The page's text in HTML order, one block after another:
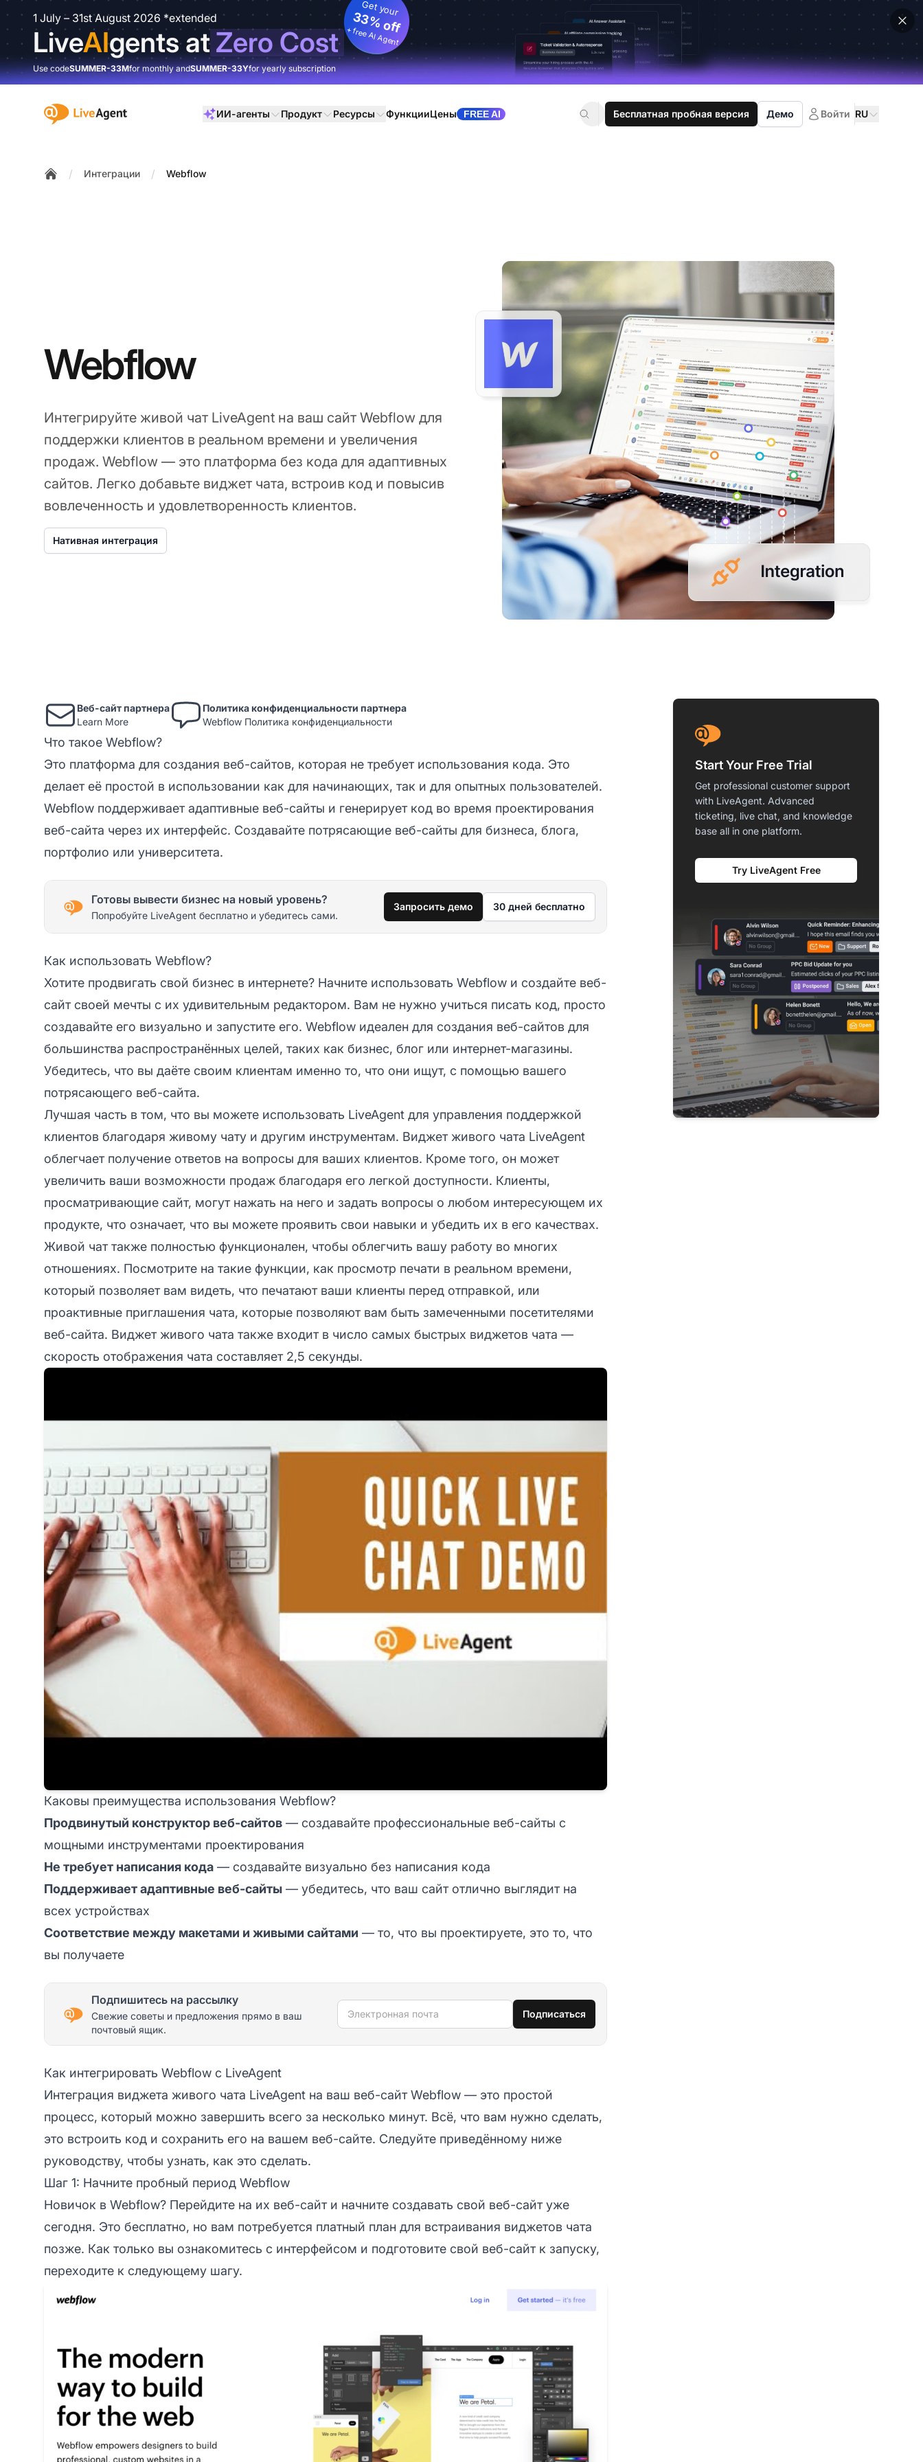
1 July – 31st August 2026 *extended
LiveAIgents atZero Cost
Get your
33% off
+ free AI Agent
Use codeSUMMER-33Mfor monthly andSUMMER-33Yfor yearly subscription
:site.title ИИ-агенты Продукт Ресурсы ФункцииЦены FREE AI Бесплатная пробная версия Демо Войти RU
/ Интеграции / Webflow
Webflow
Интегрируйте живой чат LiveAgent на ваш сайт Webflow для
поддержки клиентов в реальном времени и увеличения
продаж. Webflow — это платформа без кода для адаптивных
сайтов. Легко добавьте виджет чата, встроив код и повысив
вовлеченность и удовлетворенность клиентов.
Нативная интеграция
Веб-сайт партнера
Learn More
Политика конфиденциальности партнера
Webflow Политика конфиденциальности
Что такое Webflow?
Это платформа для создания веб-сайтов, которая не требует использования кода. Это
делает её простой в использовании как для начинающих, так и для опытных пользователей.
Webflow поддерживает адаптивные веб-сайты и генерирует код во время проектирования
веб-сайта через их интерфейс. Создавайте потрясающие веб-сайты для бизнеса, блога,
портфолио или университета.
Готовы вывести бизнес на новый уровень?
Попробуйте LiveAgent бесплатно и убедитесь сами.
Запросить демо 30 дней бесплатно
Как использовать Webflow?
Хотите продвигать свой бизнес в интернете? Начните использовать Webflow и создайте веб-
сайт своей мечты с их удивительным редактором. Вам не нужно учиться писать код, просто
создавайте его визуально и запустите его. Webflow идеален для создания веб-сайтов для
большинства распространённых целей, таких как бизнес, блог или интернет-магазины.
Убедитесь, что вы даёте своим клиентам именно то, что они ищут, с помощью вашего
потрясающего веб-сайта.
Лучшая часть в том, что вы можете использовать LiveAgent для управления поддержкой
клиентов благодаря живому чату и другим инструментам. Виджет живого чата LiveAgent
облегчает получение ответов на вопросы для ваших клиентов. Кроме того, он может
увеличить ваши возможности продаж благодаря его легкой доступности. Клиенты,
просматривающие сайт, могут нажать на него и задать вопросы о любом интересующем их
продукте, что означает, что вы можете проявить свои навыки и убедить их в его качествах.
Живой чат также полностью функционален, чтобы облегчить вашу работу во многих
отношениях. Посмотрите на такие функции, как просмотр печати в реальном времени,
который позволяет вам видеть, что печатают ваши клиенты перед отправкой, или
проактивные приглашения чата, которые позволяют вам быть замеченными посетителями
веб-сайта. Виджет живого чата также входит в число самых быстрых виджетов чата —
скорость отображения чата составляет 2,5 секунды.
Каковы преимущества использования Webflow?
Продвинутый конструктор веб-сайтов — создавайте профессиональные веб-сайты с
мощными инструментами проектирования
Не требует написания кода — создавайте визуально без написания кода
Поддерживает адаптивные веб-сайты — убедитесь, что ваш сайт отлично выглядит на
всех устройствах
Соответствие между макетами и живыми сайтами — то, что вы проектируете, это то, что
вы получаете
Подпишитесь на рассылку
Свежие советы и предложения прямо в ваш
почтовый ящик.
Электронная почта Подписаться
Как интегрировать Webflow с LiveAgent
Интеграция виджета живого чата LiveAgent на ваш веб-сайт Webflow — это простой
процесс, который можно завершить всего за несколько минут. Всё, что вам нужно сделать,
это встроить код и сохранить его на вашем веб-сайте. Следуйте приведённому ниже
руководству, чтобы узнать, как это сделать.
Шаг 1: Начните пробный период Webflow
Новичок в Webflow? Перейдите на их веб-сайт и начните создавать свой веб-сайт уже
сегодня. Это бесплатно, но вам потребуется платный план для встраивания виджетов чата
позже. Как только вы ознакомитесь с интерфейсом и подготовите свой веб-сайт к запуску,
переходите к следующему шагу.
Start Your Free Trial
Get professional customer support
with LiveAgent. Advanced
ticketing, live chat, and knowledge
base all in one platform.
Try LiveAgent Free